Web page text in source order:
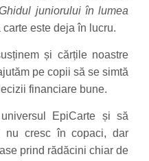
juniorului în lumea
este deja în lucru.
și cărțile noastre
pe copii să se simtă
financiare bune.
EpiCarte și să
nu cresc în copaci, dar
prind rădăcini chiar de